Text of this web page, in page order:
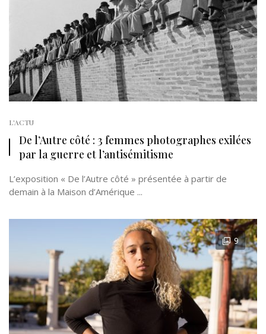
L'ACTU
De l’Autre côté : 3 femmes photographes exilées
par la guerre et l’antisémitisme
L’exposition « De l’Autre côté » présentée à partir de
demain à la Maison d’Amérique ...
9